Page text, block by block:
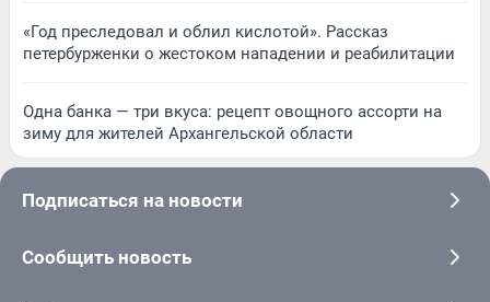
«Год преследовал и облил кислотой». Рассказ
петербурженки о жестоком нападении и реабилитации
Одна банка — три вкуса: рецепт овощного ассорти на
зиму для жителей Архангельской области
Подписаться на новости
Сообщить новость